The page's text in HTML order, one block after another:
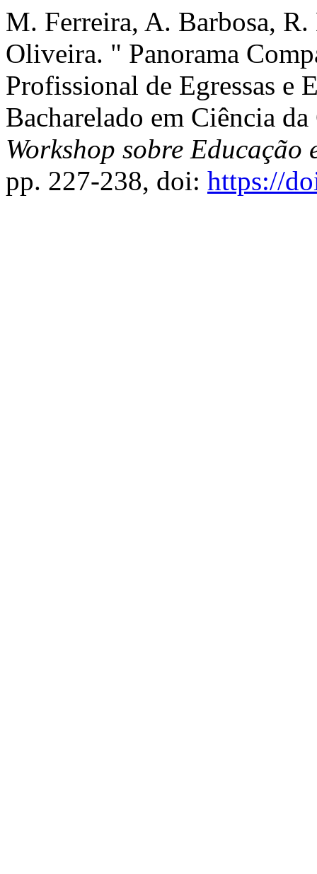
M. Ferreira, A. Barbosa,
Oliveira. " Panorama
Profissional de Egressas e
Bacharelado em Ciência
Workshop sobre Educação
pp. 227-238, doi: https://